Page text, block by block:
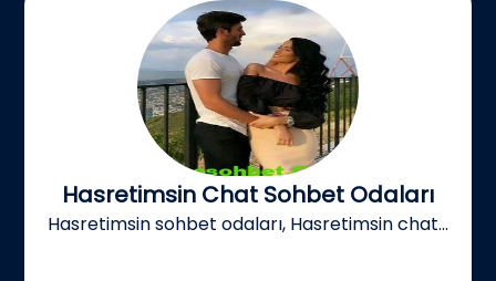
Hasretimsin Chat Sohbet Odaları
Hasretimsin sohbet odaları, Hasretimsin chat...